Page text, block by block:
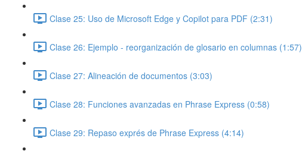
Clase 25: Uso de Microsoft Edge y Copilot para PDF (2:31)
Clase 26: Ejemplo - reorganización de glosario en columnas (1:57)
Clase 27: Alineación de documentos (3:03)
Clase 28: Funciones avanzadas en Phrase Express (0:58)
Clase 29: Repaso exprés de Phrase Express (4:14)